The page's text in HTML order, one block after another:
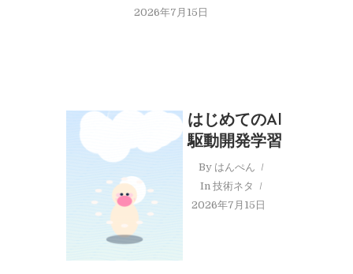
2026年7月15日
はじめてのAI
駆動開発学習
By はんぺん
In技術ネタ
2026年7月15日